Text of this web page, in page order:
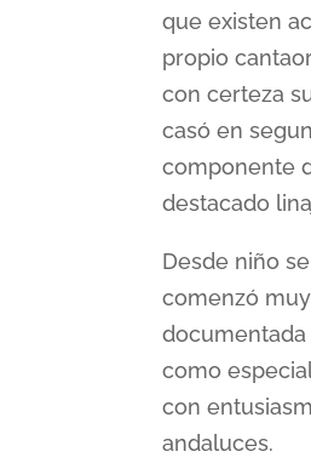
que existen
propio
con certeza
casó en
componente
destacado
Desde niño
comenzó
documentada
como
con
andaluces.